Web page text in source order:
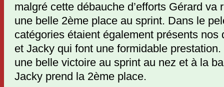
malgré cette débauche d’efforts Gérard va
une belle 2ème place au sprint. Dans le
catégories étaient également présents nos
et Jacky qui font une formidable
une belle victoire au sprint au nez et à la
Jacky prend la 2ème place.